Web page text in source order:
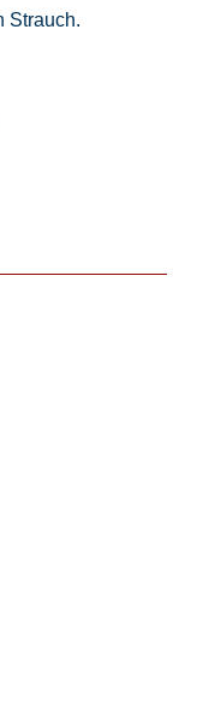
Strauch.